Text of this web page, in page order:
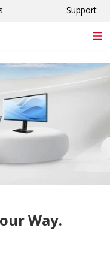
Support
Way.